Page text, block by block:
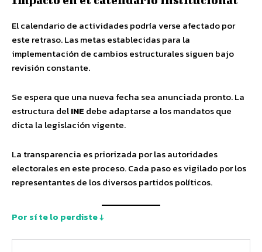
El calendario de actividades podría verse afectado por
este retraso. Las metas establecidas para la
implementación de cambios estructurales siguen bajo
revisión constante.
Se espera que una nueva fecha sea anunciada pronto. La
estructura delINE debe adaptarse a los mandatos que
dicta la legislación vigente.
La transparencia es priorizada por las autoridades
electorales en este proceso. Cada paso es vigilado por los
representantes de los diversos partidos políticos.
Por sí te lo perdiste ↓